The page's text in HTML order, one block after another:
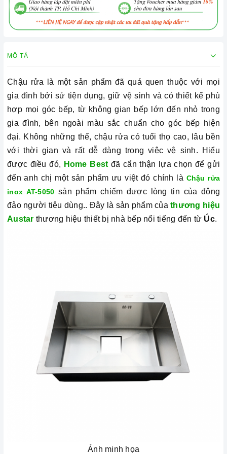
MÔ TẢ
Chậu rửa là một sản phẩm đã quá quen thuộc với mọi
gia đình bởi sử tiện dụng, giữ vệ sinh và cóthiết kế phù
hợp mọi góc bếp, từ không gian bếp lớn đến nhỏ trong
gia đình, bên ngoài màu sắc chuẩn cho góc bếp hiện
đại. Không những thế, chậu rửa có tuổi thọ cao, lâu bền
với thời gian và rất dễ dàng trong việc vệ sinh. Hiểu
được điều đó, Home Best đã cẩn thận lựa chọn để gửi
đến anh chị một sản phẩm ưu việt đó chính là Chậu rửa
inox AT-5050sản phẩm chiếm được lòng tin của đông
đảo người tiêu dùng.. Đây là sản phẩm củathương hiệu
Austar thương hiệu thiết bị nhà bếp nổi tiếng đến từ Úc.
Ảnh minh họa